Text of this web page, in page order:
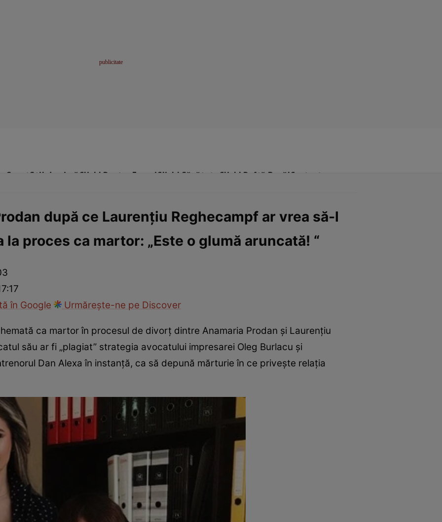
SportStil de viațăClick! Pentru FemeiClick! Sănătate Click! Poftă Bună!Contact
Paparazzii Click!
după ce Laurențiu Reghecampf ar vrea să-l
la proces ca martor: „Este o glumă aruncată! “
în Google
Urmărește-ne pe Discover
ca martor în procesul de divorț dintre Anamaria Prodan și Laurențiu
său ar fi „plagiat” strategia avocatului impresarei Oleg Burlacu și
Dan Alexa în instanță, ca să depună mărturie în ce privește relația